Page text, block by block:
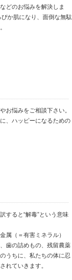
～40 代女性に
、肌の調子が良
る、目力がでる
不要になります
む